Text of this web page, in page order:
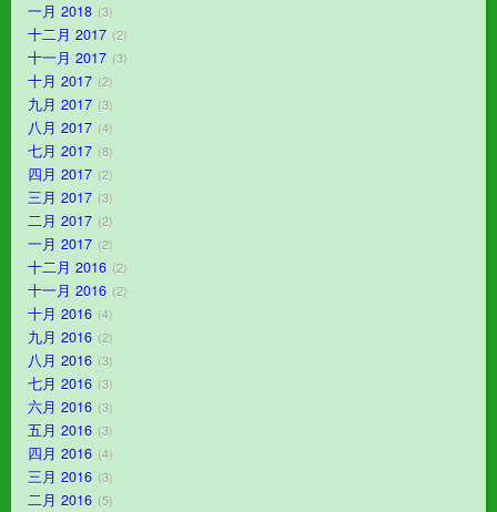
一月 2018 3
十二月 2017 2
十一月 2017 3
十月 2017 2
九月 2017 3
八月 2017 4
七月 2017 8
四月 2017 2
三月 2017 3
二月 2017 2
一月 2017 2
十二月 2016 2
十一月 2016 2
十月 2016 4
九月 2016 2
八月 2016 3
七月 2016 3
六月 2016 3
五月 2016 3
四月 2016 4
三月 2016 3
二月 2016 5